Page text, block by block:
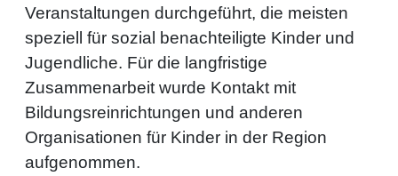
Veranstaltungen durchgeführt, die meisten
speziell für sozial benachteiligte Kinder und
Jugendliche. Für die langfristige
Zusammenarbeit wurde Kontakt mit
Bildungsreinrichtungen und anderen
Organisationen für Kinder in der Region
aufgenommen.